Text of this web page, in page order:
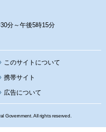
分～午後5時15分
このサイトについて
携帯サイト
広告について
Government. All rights reserved.